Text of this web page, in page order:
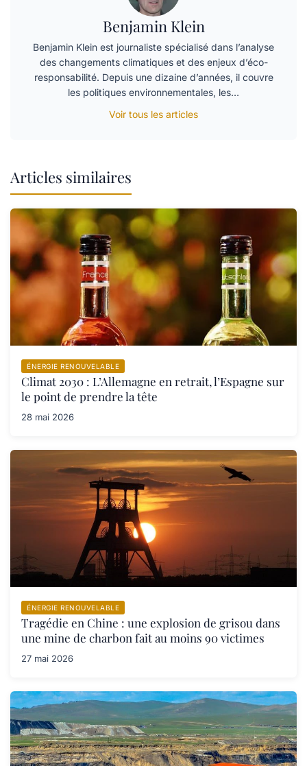
Benjamin Klein
Benjamin Klein est journaliste spécialisé dans l’analyse
des changements climatiques et des enjeux d’éco-
responsabilité. Depuis une dizaine d’années, il couvre
les politiques environnementales, les…
Voir tous les articles
Articles similaires
ÉNERGIE RENOUVELABLE
Climat 2030 : L’Allemagne en retrait, l’Espagne sur
le point de prendre la tête
28 mai 2026
ÉNERGIE RENOUVELABLE
Tragédie en Chine : une explosion de grisou dans
une mine de charbon fait au moins 90 victimes
27 mai 2026